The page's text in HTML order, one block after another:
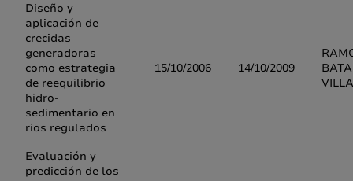
Diseño y
aplicación de
crecidas
generadoras
como estrategia
de reequilibrio
hidro-
sedimentario en
rios regulados
15/10/2006 14/10/2009
Evaluación y
predicción de los